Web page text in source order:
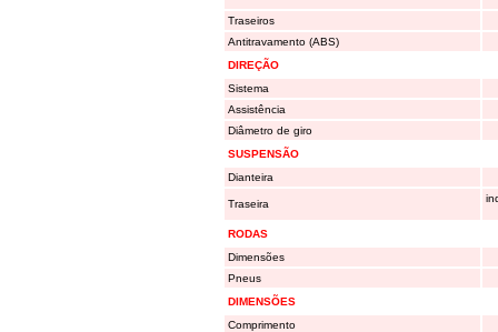
Traseiros
Antitravamento (ABS)
DIREÇÃO
Sistema
Assistência
Diâmetro de giro
SUSPENSÃO
Dianteira
Traseira
RODAS
Dimensões
Pneus
DIMENSÕES
Comprimento